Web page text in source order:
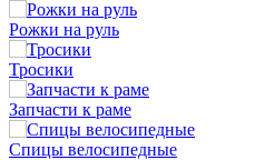
Рожки на руль
Тросики
Запчасти к раме
Спицы велосипедные